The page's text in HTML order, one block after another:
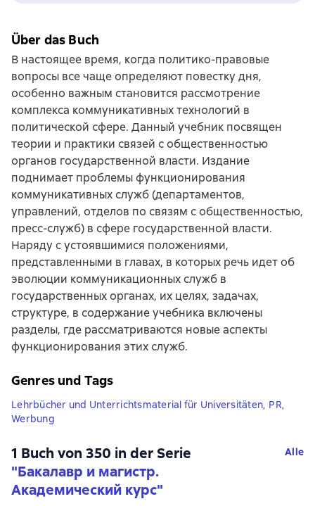
Über das Buch
В настоящее время, когда политико-правовые
вопросы все чаще определяют повестку дня,
особенно важным становится рассмотрение
комплекса коммуникативных технологий в
политической сфере. Данный учебник посвящен
теории и практики связей с общественностью
органов государственной власти. Издание
поднимает проблемы функционирования
коммуникативных служб (департаментов,
управлений, отделов по связям с общественностью,
пресс-служб) в сфере государственной власти.
Наряду с устоявшимися положениями,
представленными в главах, в которых речь идет об
эволюции коммуникационных служб в
государственных органах, их целях, задачах,
структуре, в содержание учебника включены
разделы, где рассматриваются новые аспекты
функционирования этих служб.
Genres und Tags
Lehrbücher und Unterrichtsmaterial für Universitäten, PR,
Werbung
1 Buch von 350 in der Serie
"Бакалавр и магистр.
Академический курс"
Alle